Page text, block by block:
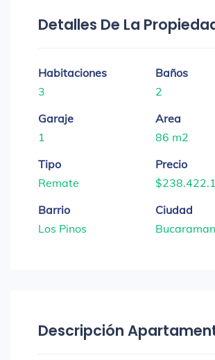
Detalles De La
Habitaciones
3
Baños
2
Garaje
1
Area
86 m2
Tipo
Remate
Precio
Barrio
Los Pinos
Ciudad
Descripción